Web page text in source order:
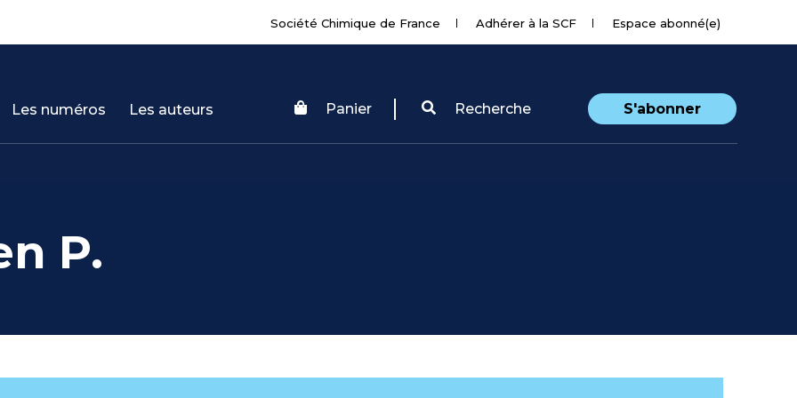
Société Chimique de France Adhérer à la SCF Espace abonné(e)
Les numéros Les auteurs Panier Recherche S'abonner
P.